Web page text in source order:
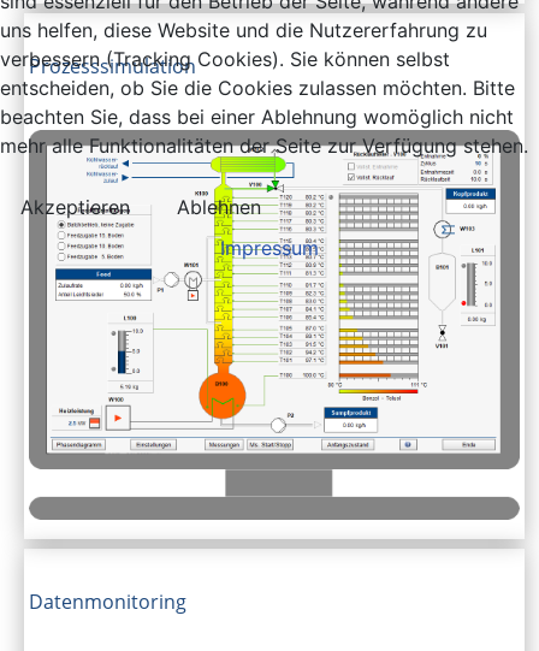
Prozesssimulation
Datenmonitoring
uns helfen, diese Website und die Nutzererfahrung zu
verbessern (Tracking Cookies). Sie können selbst
entscheiden, ob Sie die Cookies zulassen möchten. Bitte
beachten Sie, dass bei einer Ablehnung womöglich nicht
mehr alle Funktionalitäten der Seite zur Verfügung stehen.
Akzeptieren
Ablehnen
Impressum